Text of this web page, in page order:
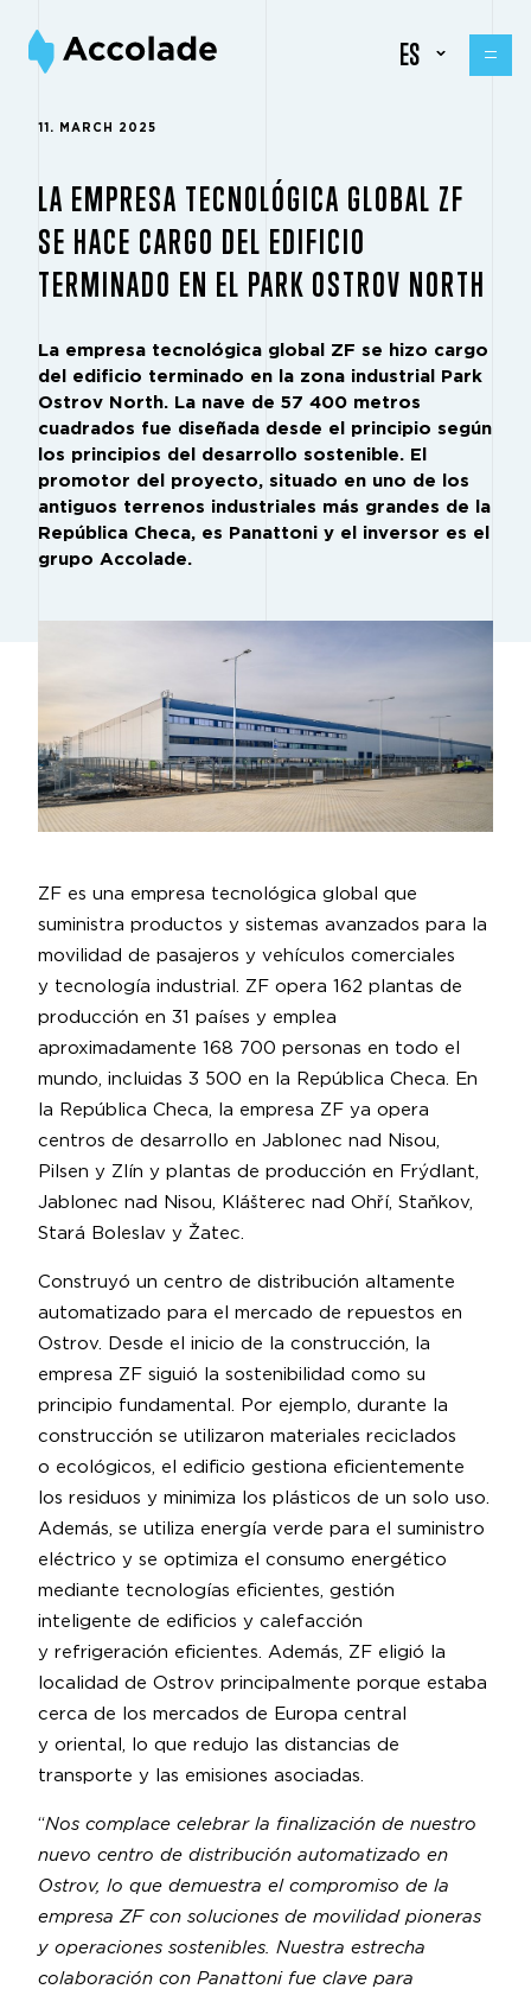
ES
11. MARCH 2025
LA EMPRESA TECNOLÓGICA GLOBAL ZF
SE HACE CARGO DEL EDIFICIO
TERMINADO EN EL PARK OSTROV NORTH
La empresa tecnológica global ZF se hizo cargo
del edificio terminado en la zona industrial Park
Ostrov North. La nave de 57 400 metros
cuadrados fue diseñada desde el principio según
los principios del desarrollo sostenible. El
promotor del proyecto, situado en uno de los
antiguos terrenos industriales más grandes de la
República Checa, es Panattoni y el inversor es el
grupo Accolade.
ZF es una empresa tecnológica global que
suministra productos y sistemas avanzados para la
movilidad de pasajeros y vehículos comerciales
y tecnología industrial. ZF opera 162 plantas de
producción en 31 países y emplea
aproximadamente 168 700 personas en todo el
mundo, incluidas 3 500 en la República Checa. En
la República Checa, la empresa ZF ya opera
centros de desarrollo en Jablonec nad Nisou,
Pilsen y Zlín y plantas de producción en Frýdlant,
Jablonec nad Nisou, Klášterec nad Ohří, Staňkov,
Stará Boleslav y Žatec.
Construyó un centro de distribución altamente
automatizado para el mercado de repuestos en
Ostrov. Desde el inicio de la construcción, la
empresa ZF siguió la sostenibilidad como su
principio fundamental. Por ejemplo, durante la
construcción se utilizaron materiales reciclados
o ecológicos, el edificio gestiona eficientemente
los residuos y minimiza los plásticos de un solo uso.
Además, se utiliza energía verde para el suministro
eléctrico y se optimiza el consumo energético
mediante tecnologías eficientes, gestión
inteligente de edificios y calefacción
y refrigeración eficientes. Además, ZF eligió la
localidad de Ostrov principalmente porque estaba
cerca de los mercados de Europa central
y oriental, lo que redujo las distancias de
transporte y las emisiones asociadas.
“Nos complace celebrar la finalización de nuestro
nuevo centro de distribución automatizado en
Ostrov, lo que demuestra el compromiso de la
empresa ZF con soluciones de movilidad pioneras
y operaciones sostenibles. Nuestra estrecha
colaboración con Panattoni fue clave para